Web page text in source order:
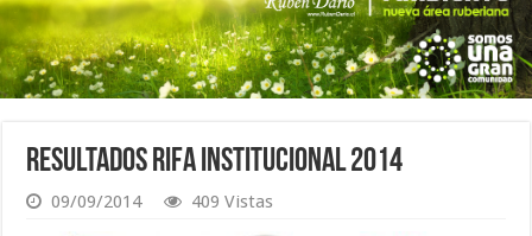
Resultados Rifa Institucional 2014
09/09/2014 409 Vistas